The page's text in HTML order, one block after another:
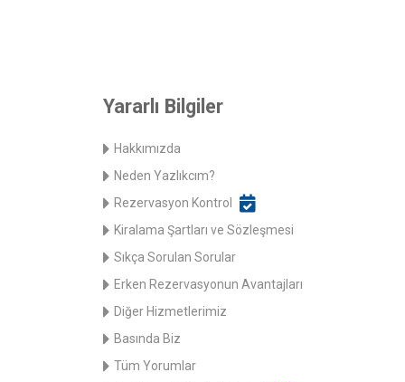
Yararlı Bilgiler
Hakkımızda
Neden Yazlıkcım?
Rezervasyon Kontrol
Kiralama Şartları ve Sözleşmesi
Sıkça Sorulan Sorular
Erken Rezervasyonun Avantajları
Diğer Hizmetlerimiz
Basında Biz
Tüm Yorumlar